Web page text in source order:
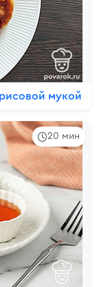
мукой
20 мин